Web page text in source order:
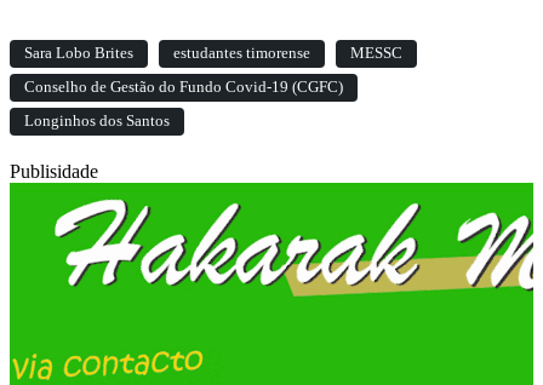
Sara Lobo Brites estudantes timorense
MESSC
Conselho de Gestão do Fundo Covid-19 (CGFC)
Longinhos dos Santos
Publisidade